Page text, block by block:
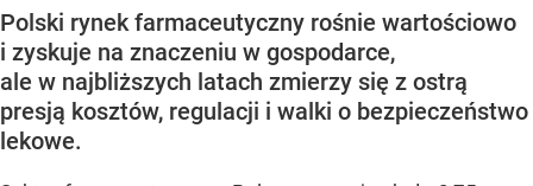
Polski rynek farmaceutyczny rośnie wartościowo
i zyskuje na znaczeniu w gospodarce,
ale w najbliższych latach zmierzy się z ostrą
presją kosztów, regulacji i walki o bezpieczeństwo
lekowe.